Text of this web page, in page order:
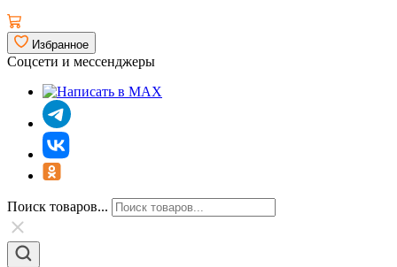
Избранное
Соцсети и мессенджеры
Поиск товаров...